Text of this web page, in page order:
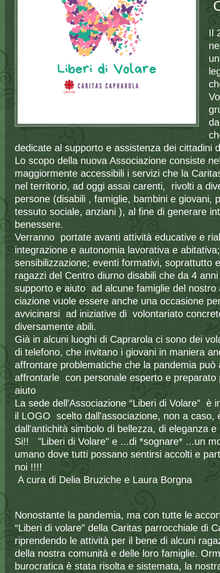
Il
dedicate al supporto e assistenza dei cittadini
Lo scopo della nuova Associazione consiste
maggiormente accessibili i servizi che la
nel territorio, ad oggi assai carenti, rivolti a
persone (disabili , famiglie, bambini e giovani,
tessuto sociale, anziani ), al fine di generare
benessere.
Verranno portate avanti attività educative e
integrazione e autonomia lavorativa e
sensibilizzazione; eventi formativi, soprattutto
ragazzi del Centro diurno disabili che da 4
supporto e aiuto ad alcune famiglie del nostro
ciazione vuole essere anche una occasione
avvicinarsi ad iniziative di volontariato
diversamente abili.
Già in alcuni luoghi di Caprarola ci sono dei
di telefono, che invitano i giovani in maniera
affrontare problematiche che la pandemia può
affrontarle con personale esperto e preparato
aiuto
La sede dell’Associazione “Liberi di Volare” è
il LOGO scelto dall'associazione, non a caso,
dall'antichità simbolo di bellezza, di eleganza e
Si!! "Liberi di Volare" e ...di *sognare* ...un
umano dove tutti possano sentirsi accolti e
noi !!!!
A cura di Delia Bruziche e Laura Borgna
Nonostante la pandemia, ma con tutte le
“Liberi di volare” della Caritas parrocchiale di
riprendendo le attività per il bene di alcuni
della nostra comunità e delle loro famiglie.
burocratica è stata risolta e sistemata, la